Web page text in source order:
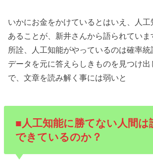
いかにお金をかけているとはいえ、人
あることが、新井さんから語られていま
所詮、人工知能がやっているのは確率
データを元に答えらしきものを見つけ出
で、文章を読み解く事には弱いと
■人工知能に勝てない人間は
できているのか？